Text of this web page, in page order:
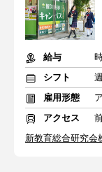
給与
シフト
雇用形態
アクセス
新教育総合研究会